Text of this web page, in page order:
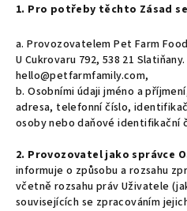
1. Pro potřeby těchto Zásad
a. Provozovatelem Pet Farm
U Cukrovaru 792, 538 21
hello@petfarmfamily.com,
b. Osobními údaji jméno a
adresa, telefonní číslo,
osoby nebo daňové identifikační
2. Provozovatel jako správce
informuje o způsobu a rozsahu
včetně rozsahu práv Uživatele
souvisejících se zpracováním